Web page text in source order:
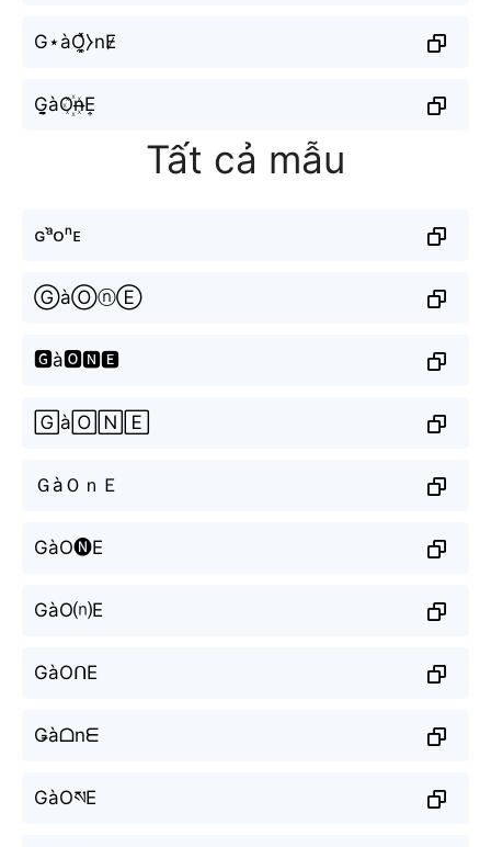
G⋆àO͓̼̽⧽nE̷
G̬̤̯àO꙰n̶E͎
Tất cả mẫu
ɢᵃ̀ᴏⁿᴇ
ⒼàⓄⓝⒺ
🅶à🅾🅽🅴
🄶à🄾🄽🄴
ＧàＯｎＥ
GàO🅝E
GàO⒩E
GàOᑎE
Ǥàᗝnᗴ
GàOསE